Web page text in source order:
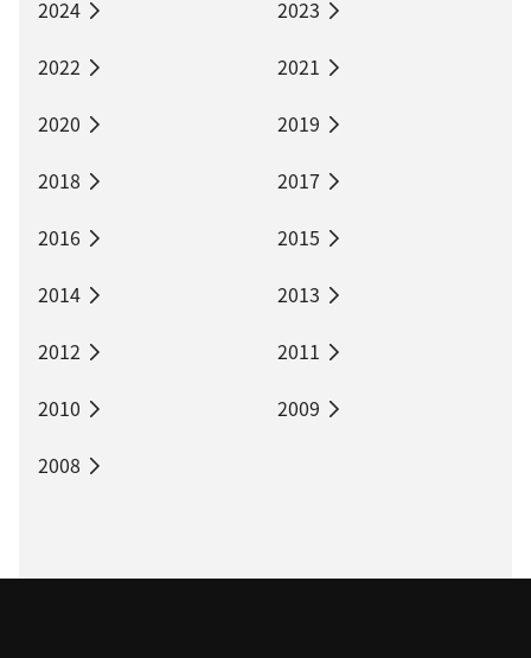
2024
2023
2022
2021
2020
2019
2018
2017
2016
2015
2014
2013
2012
2011
2010
2009
2008